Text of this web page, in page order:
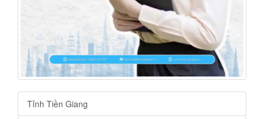
Tỉnh Tiền Giang